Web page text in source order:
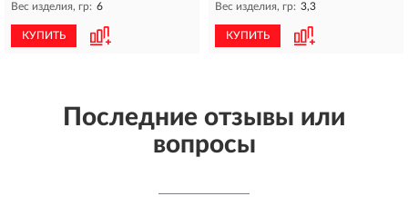
Вес изделия, гр: 6
КУПИТЬ
Вес изделия, гр: 3,3
КУПИТЬ
Последние отзывы или
вопросы